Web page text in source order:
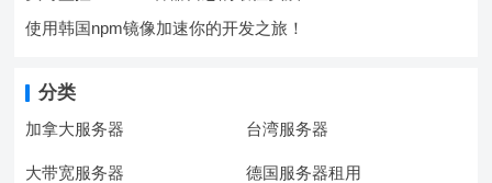
使用韩国npm镜像加速你的开发之旅！
分类
加拿大服务器 台湾服务器
大带宽服务器 德国服务器租用